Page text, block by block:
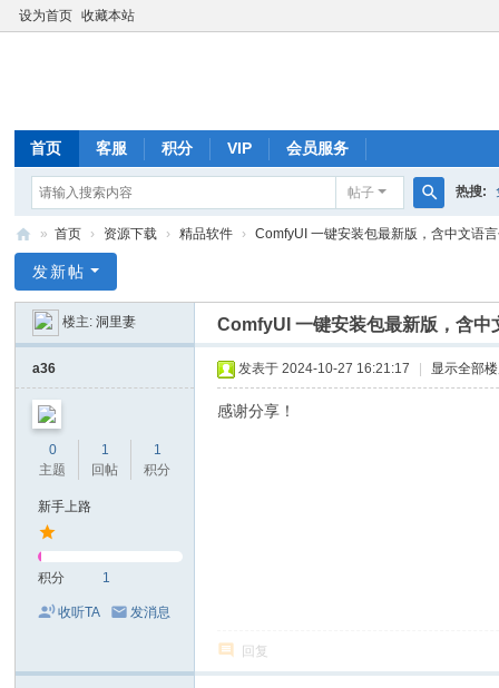
设为首页 收藏本站
首页 客服 积分 VIP 会员服务
帖子
搜
热搜:
力
源
» 首页 › 资源下载 › 精品软件 › ComfyUI 一键安装包最新版，含中文语
发新帖
楼主:洞里妻 ComfyUI 一键安装包最新版，含中
a36
0
主题
1
回帖
1
积分
新手上路
积分 1
收听TA 发消息
发表于 2024-10-27 16:21:17 显示全部
感谢分享！
回复